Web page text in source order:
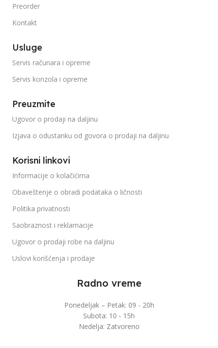
Preorder
Kontakt
Usluge
Servis računara i opreme
Servis konzola i opreme
Preuzmite
Ugovor o prodaji na daljinu
Izjava o odustanku od govora o prodaji na daljinu
Korisni linkovi
Informacije o kolačićima
Obaveštenje o obradi podataka o ličnosti
Politika privatnosti
Saobraznost i reklamacije
Ugovor o prodaji robe na daljinu
Uslovi korišćenja i prodaje
Radno vreme
Ponedeljak – Petak: 09 - 20h
Subota: 10 - 15h
Nedelja: Zatvoreno